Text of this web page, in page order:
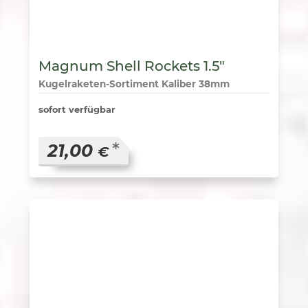
Magnum Shell Rockets 1.5″
Kugelraketen-Sortiment Kaliber 38mm
sofort verfügbar
21,00 € *